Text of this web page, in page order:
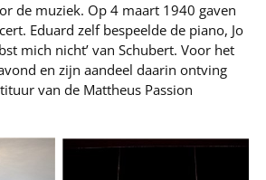
de muziek. Op 4 maart 1940 gaven
Eduard zelf bespeelde de piano, Jo
mich nicht’ van Schubert. Voor het
en zijn aandeel daarin ontving
van de Mattheus Passion